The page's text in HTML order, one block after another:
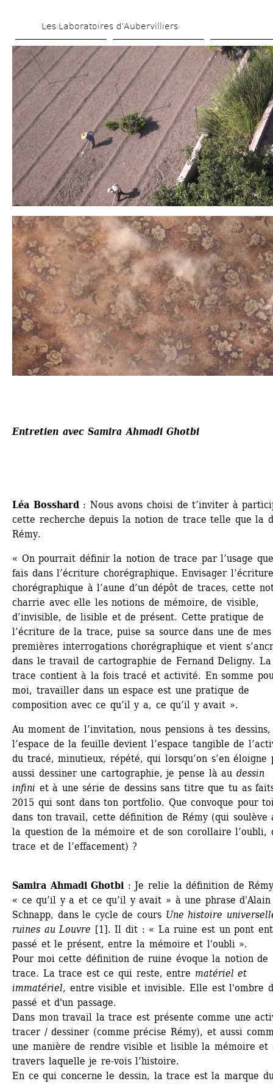
au
contenu
principal
Les Laboratoires d’Aubervilliers
Entretien avec Samira Ahmadi Ghotbi
Léa Bosshard: Nous avons choisi de t’inviter à
cette recherche depuis la notion de trace telle que la
Rémy.
« On pourrait définir la notion de trace par l’usage
fais dans l’écriture chorégraphique. Envisager l’écriture
chorégraphique à l’aune d’un dépôt de traces, cette
charrie avec elle les notions de mémoire, de visible,
d’invisible, de lisible et de présent. Cette pratique de
l’écriture de la trace, puise sa source dans une de mes
premières interrogations chorégraphique et vient
dans le travail de cartographie de Fernand Deligny. La
trace contient à la fois tracé et activité. En somme
moi, travailler dans un espace est une pratique de
composition avec ce qu’il y a, ce qu’il y avait ».
Au moment de l’invitation, nous pensions à tes
l’espace de la feuille devient l’espace tangible de
du tracé, minutieux, répété, qui lorsqu’on s’en éloigne
aussi dessiner une cartographie, je pense là au dessin
infini et à une série de dessins sans titre que tu as
2015 qui sont dans ton portfolio. Que convoque pour
dans ton travail, cette définition de Rémy (qui soulève
la question de la mémoire et de son corollaire l’oubli,
trace et de l’effacement) ?
Samira Ahmadi Ghotbi: Je relie la définition de
« ce qu’il y a et ce qu’il y avait » à une phrase d'Alain
Schnapp, dans le cycle de cours Une histoire
ruines au Louvre [1]. Il dit : « La ruine est un pont
passé et le présent, entre la mémoire et l'oubli ».
Pour moi cette définition de ruine évoque la notion de
trace. La trace est ce qui reste, entre matériel et
immatériel, entre visible et invisible. Elle est l'ombre
passé et d'un passage.
Dans mon travail la trace est présente comme une
tracer / dessiner (comme précise Rémy), et aussi
une manière de rendre visible et lisible la mémoire et
travers laquelle je re-vois l’histoire.
En ce qui concerne le dessin, la trace est la marque